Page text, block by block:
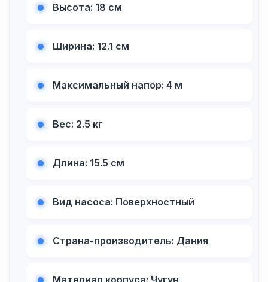
Высота: 18 см
Ширина: 12.1 см
Максимальный напор: 4 м
Вес: 2.5 кг
Длина: 15.5 см
Вид насоса: Поверхностный
Страна-производитель: Дания
Материал корпуса: Чугун